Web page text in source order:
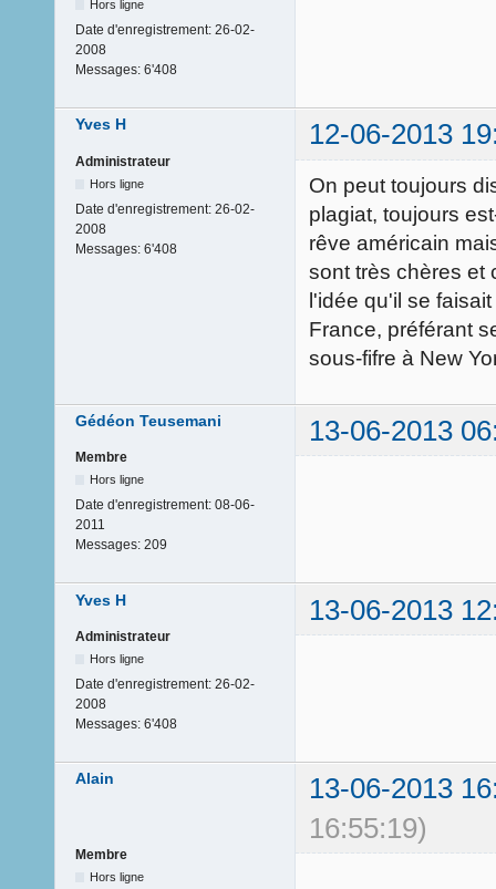
Hors ligne
Date d'enregistrement: 26-02-
2008
Messages: 6'408
Yves H 12-06-2013
Administrateur
Hors ligne
Date d'enregistrement: 26-02-
2008
Messages: 6'408
On peut toujours
plagiat, toujours
rêve américain
sont très chères et
l'idée qu'il se
France, préférant
sous-fifre à New
Gédéon Teusemani 13-06-2013
Membre
Hors ligne
Date d'enregistrement: 08-06-
2011
Messages: 209
Yves H 13-06-2013
Administrateur
Hors ligne
Date d'enregistrement: 26-02-
2008
Messages: 6'408
Alain
13-06-2013
16:55:19)
Membre
Hors ligne